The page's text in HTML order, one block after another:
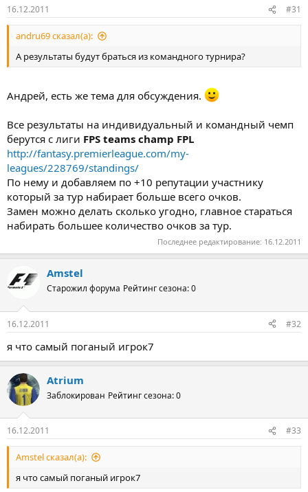
16.12.2011 #31
andru69 сказал(а):
А результаты будут браться из командного турнира?
Андрей, есть же тема для обсуждения.
Все результаты на индивидуальный и командный чемп
берутся с лиги FPS teams champ FPL
http://fantasy.premierleague.com/my-
leagues/228769/standings/
По нему и добавляем по +10 репутации участнику
который за тур набирает больше всего очков.
Замен можно делать сколько угодно, главное стараться
набирать большее количество очков за тур.
Последнее редактирование: 16.12.2011
Amstel
Старожил форума Рейтинг сезона: 0
16.12.2011 #32
я что самый поганый игрок7
Atrium
Заблокирован Рейтинг сезона: 0
16.12.2011 #33
Amstel сказал(а):
я что самый поганый игрок7